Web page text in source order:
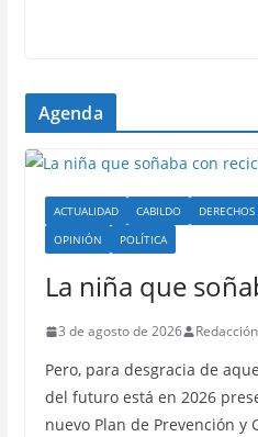
Agenda
ACTUALIDAD CABILDO
OPINIÓN
POLÍTICA
La niña que
3 de agosto de 2026
Pero, para desgracia de
del futuro está en 2026
nuevo Plan de Prevención y